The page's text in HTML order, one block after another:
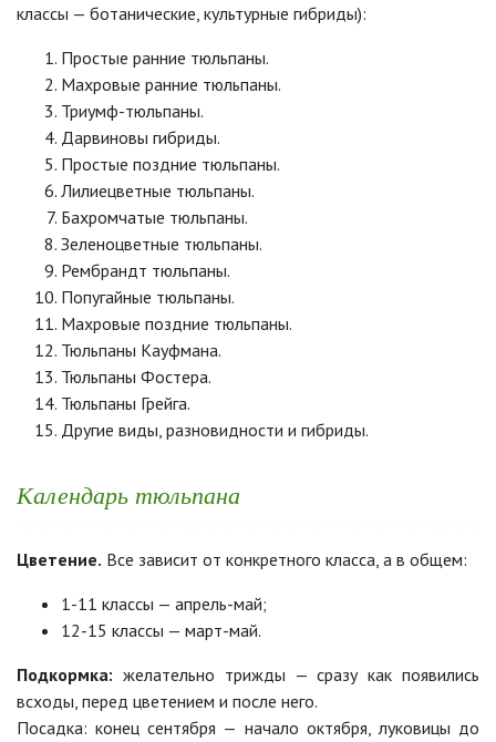
классы — ботанические, культурные гибриды):
Простые ранние тюльпаны.
Махровые ранние тюльпаны.
Триумф-тюльпаны.
Дарвиновы гибриды.
Простые поздние тюльпаны.
Лилиецветные тюльпаны.
Бахромчатые тюльпаны.
Зеленоцветные тюльпаны.
Рембрандт тюльпаны.
Попугайные тюльпаны.
Махровые поздние тюльпаны.
Тюльпаны Кауфмана.
Тюльпаны Фостера.
Тюльпаны Грейга.
Другие виды, разновидности и гибриды.
Календарь тюльпана
Цветение. Все зависит от конкретного класса, а в общем:
1-11 классы — апрель-май;
12-15 классы — март-май.
Подкормка: желательно трижды — сразу как появились
всходы, перед цветением и после него.
Посадка: конец сентября — начало октября, луковицы до